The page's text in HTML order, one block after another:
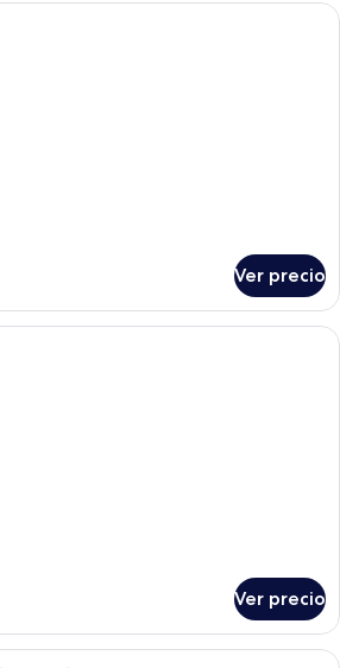
Habitación de hotel con dos camas,
Ver precio
Habitación de hotel con dos camas,
Ver precio
Habitación de hotel con dos camas,